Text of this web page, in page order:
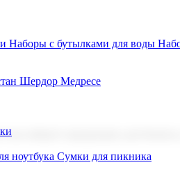
Наборы с бутылками для воды
Шердор Медресе
ноутбука Сумки для пикника
найдете продукцию для бизнеса,